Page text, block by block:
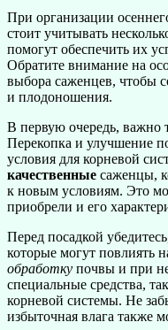
При организации
стоит учитывать
помогут обеспечить их
Обратите внимание на
выбора саженцев, чтобы
и плодоношения.
В первую очередь, важно
Перекопка и улучшение
условия для корневой
качественные саженцы,
к новым условиям. Это
приобрели и его
Перед посадкой
которые могут повлиять
обработку почвы и при
специальные средства,
корневой системы. Не
избыточная влага также